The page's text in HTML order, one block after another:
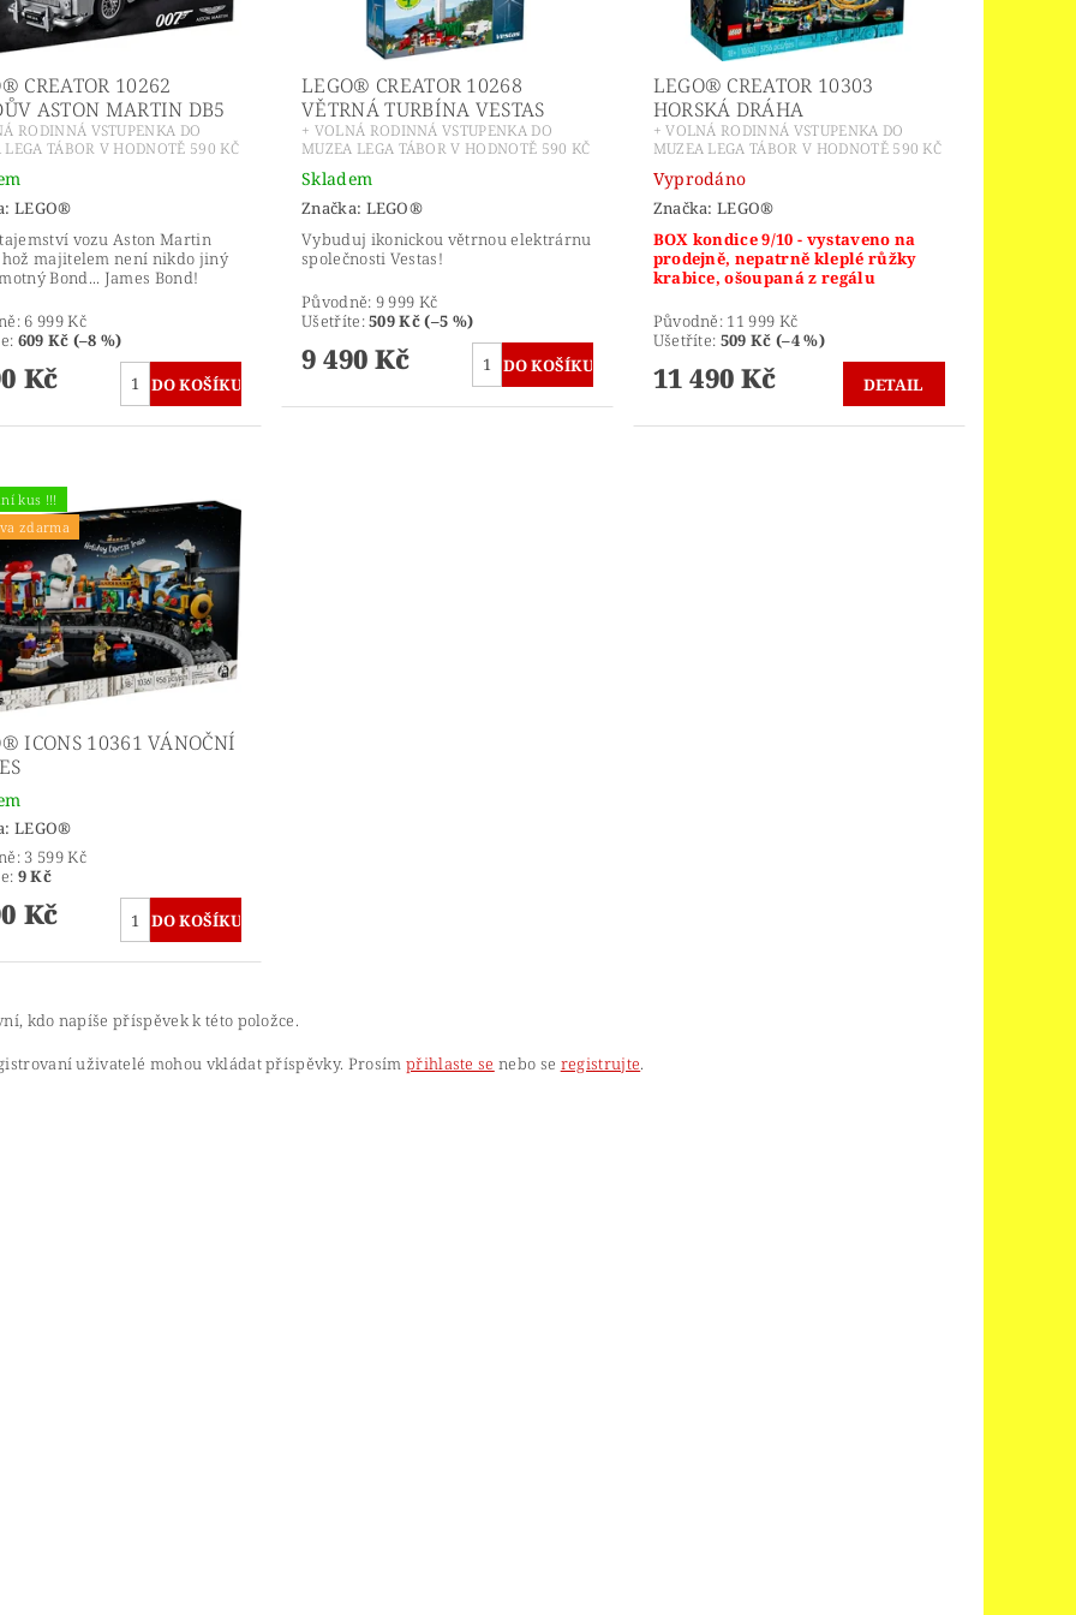
CREATOR 10262
ASTON MARTIN DB5
RODINNÁ VSTUPENKA DO
LEGA TÁBOR V HODNOTĚ 590 KČ
LEGO®
vozu Aston Martin
majitelem není nikdo jiný
Bond... James Bond!
6 999 Kč
: 609 Kč (–8 %)
Kč
LEGO® CREATOR 10268
VĚTRNÁ TURBÍNA VESTAS
+ VOLNÁ RODINNÁ VSTUPENKA DO
MUZEA LEGA TÁBOR V HODNOTĚ 590 KČ
Skladem
Značka: LEGO®
Vybuduj ikonickou větrnou elektrárnu
společnosti Vestas!
Původně: 9 999 Kč
Ušetříte:509 Kč (–5 %)
9 490 Kč
LEGO® CREATOR 10303
HORSKÁ DRÁHA
+ VOLNÁ RODINNÁ VSTUPENKA DO
MUZEA LEGA TÁBOR V HODNOTĚ 590 KČ
Vyprodáno
Značka:LEGO®
BOX kondice 9/10 - vystaveno na
prodejně, nepatrně kleplé růžky
krabice, ošoupaná z regálu
Původně: 11 999 Kč
Ušetříte: 509 Kč (–4 %)
11 490 Kč DETAIL
kus !!!
zdarma
ICONS 10361 VÁNOČNÍ
LEGO®
3 599 Kč
: 9 Kč
Kč
kdo napíše příspěvek k této položce.
uživatelé mohou vkládat příspěvky. Prosím přihlaste se nebo se registrujte.